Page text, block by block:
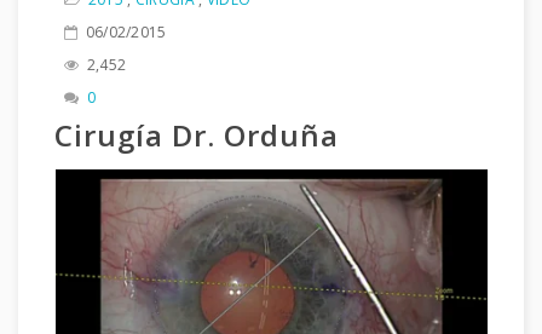
06/02/2015
2,452
0
Cirugía Dr. Orduña